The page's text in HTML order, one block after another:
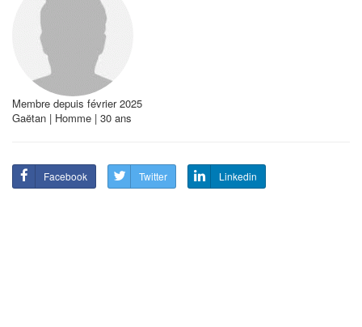
Membre depuis février 2025
Gaëtan | Homme | 30 ans
Facebook Twitter Linkedin